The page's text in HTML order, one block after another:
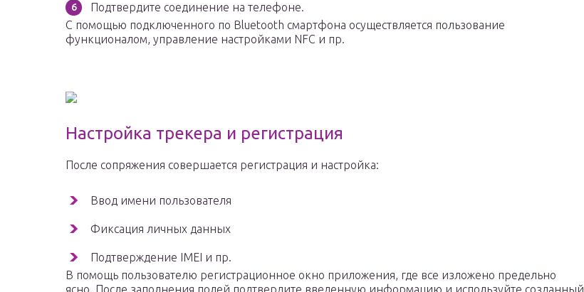
Подтвердите соединение на телефоне.
С помощью подключенного по Bluetooth смартфона осуществляется пользование
функционалом, управление настройками NFC и пр.
Настройка трекера и регистрация
После сопряжения совершается регистрация и настройка:
Ввод имени пользователя
Фиксация личных данных
Подтверждение IMEI и пр.
В помощь пользователю регистрационное окно приложения, где все изложено предельно
ясно. После заполнения полей подтвердите введенную информацию и используйте созданный